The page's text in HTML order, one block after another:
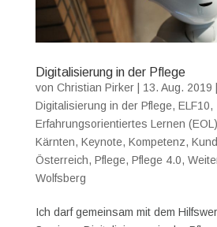
Digitalisierung in der Pflege
von Christian Pirker| 13. Aug. 2019
Digitalisierung in der Pflege, ELF10,
Erfahrungsorientiertes Lernen (EOL)
Kärnten, Keynote, Kompetenz,
Österreich, Pflege, Pflege 4.0,
Wolfsberg
Ich darf gemeinsam mit dem